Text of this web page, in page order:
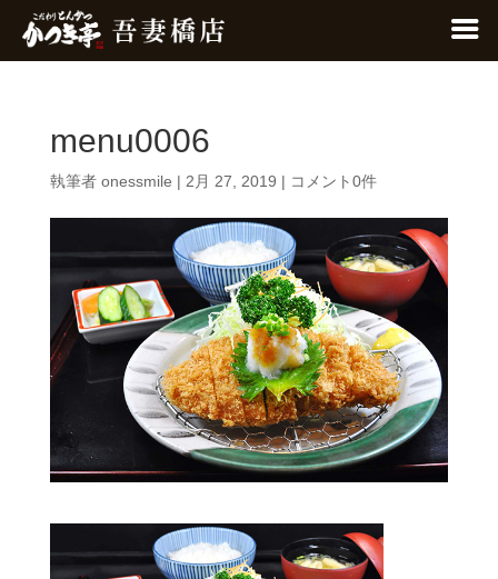
menu0006
執筆者 onessmile | 2月 27, 2019 | コメント0件